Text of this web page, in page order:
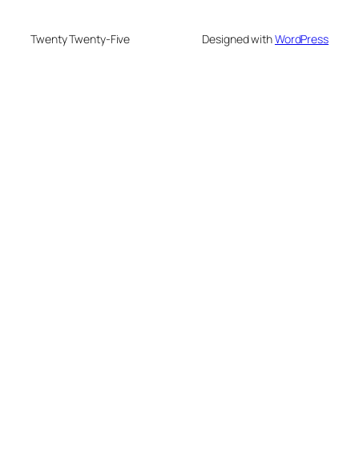
Twenty Twenty-Five Designed withWordPress